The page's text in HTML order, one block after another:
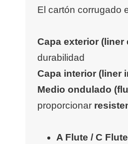
El cartón corrugado
Capa exterior (liner
durabilidad
Capa interior (liner
Medio ondulado
proporcionar
A Flute / C